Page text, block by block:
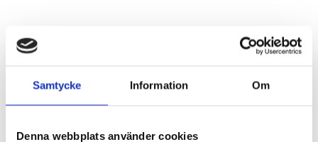
Samtycke Information Om
Denna webbplats använder cookies